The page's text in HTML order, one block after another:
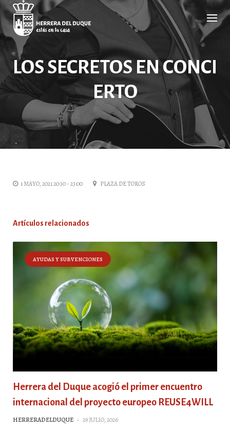
Cancelar
comentario
LOS SECRETOS EN CONCI
ERTO
1 MAYO, 2021 20:30 - 23:00 PLAZA DE TOROS
Artículos relacionados
AYUDAS Y SUBVENCIONES
Herrera del Duque acogió el primer encuentro
internacional del proyecto europeo REUSE4WILL
HERRERADELDUQUE - 29 JULIO, 2026